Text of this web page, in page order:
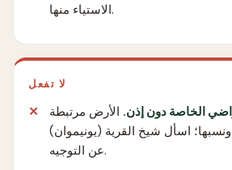
الاستياء منها.
لا تفعل
الخاصة دون إذن. الأرض مرتبطة
ونسبها؛ اسأل شيخ القرية (يونيموان)
عن التوجيه.